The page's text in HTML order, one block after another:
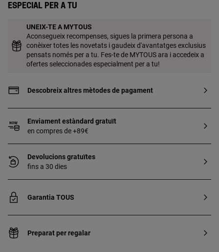
Especial per a tu
UNEIX-TE A MYTOUS
Aconsegueix recompenses, sigues la primera persona a
conèixer totes les novetats i gaudeix d'avantatges exclusius
pensats només per a tu. Fes-te de MYTOUS ara i accedeix a
ofertes seleccionades especialment per a tu!
Descobreix altres mètodes de pagament
Enviament estàndard gratuït
en compres de +89€
Devolucions gratuïtes
fins a 30 dies
Garantia TOUS
Preparat per regalar